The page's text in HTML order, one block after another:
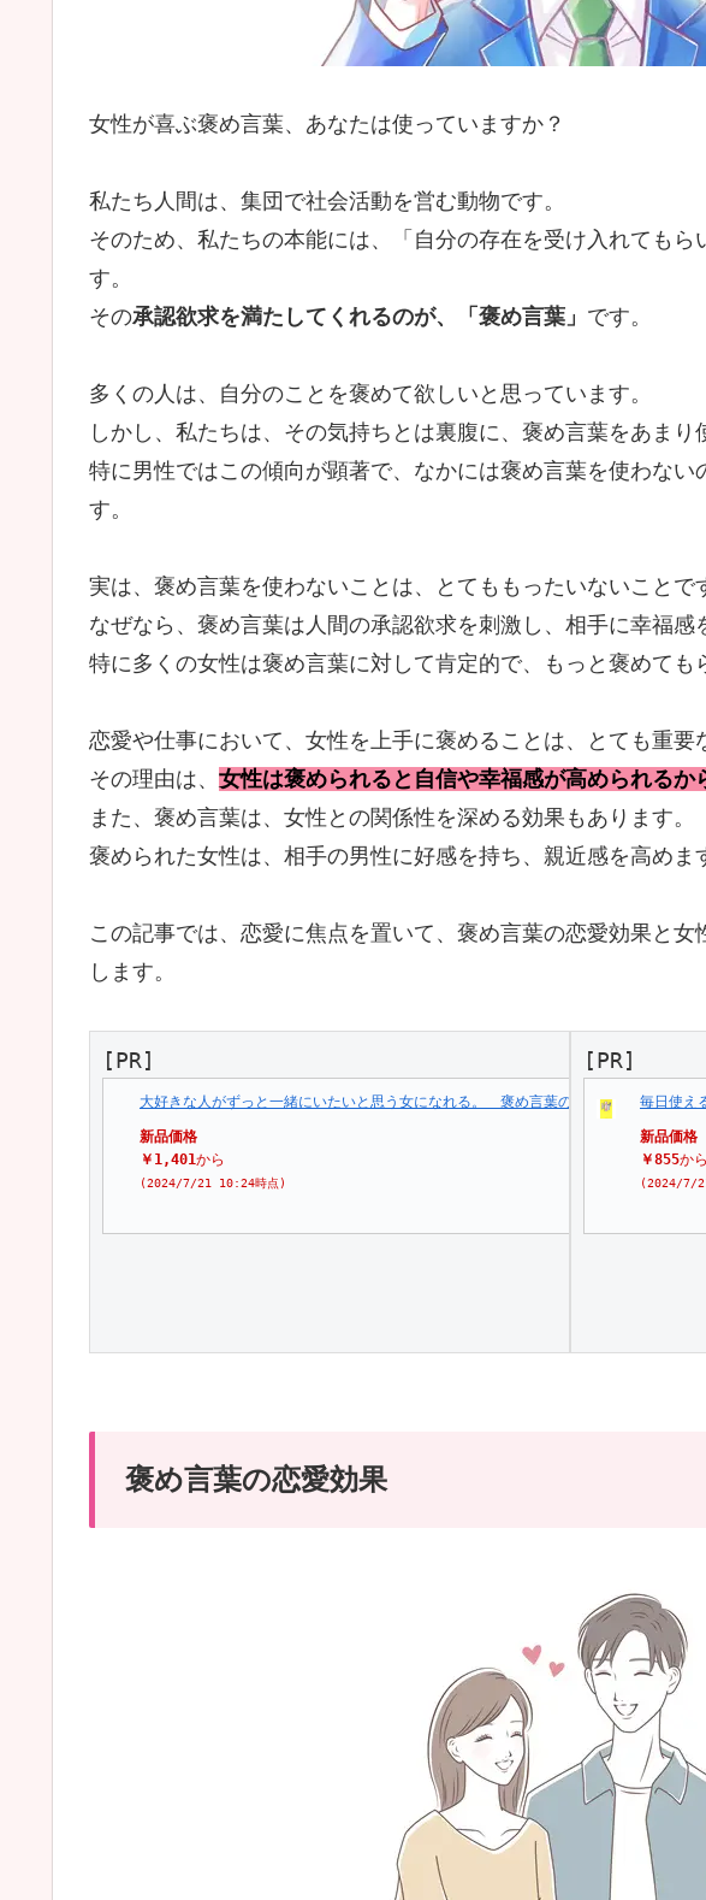
女性が喜ぶ褒め言葉、あなたは使っていますか？
私たち人間は、集団で社会活動を営む動物です。
そのため、私たちの本能には、「自分の存在を受け入れてもら
す。
その承認欲求を満たしてくれるのが、「褒め言葉」 です。
多くの人は、自分のことを褒めて欲しいと思っています。
しかし、私たちは、その気持ちとは裏腹に、褒め言葉をあまり
特に男性ではこの傾向が顕著で、なかには褒め言葉を使わない
す。
実は、褒め言葉を使わないことは、とてももったいないことで
なぜなら、褒め言葉は人間の承認欲求を刺激し、相手に幸福感
特に多くの女性は褒め言葉に対して肯定的で、もっと褒めても
恋愛や仕事において、女性を上手に褒めることは、とても重要
その理由は、 女性は褒められると自信や幸福感が高められるか
また、褒め言葉は、女性との関係性を深める効果もあります。
褒められた女性は、相手の男性に好感を持ち、親近感を高めま
この記事では、恋愛に焦点を置いて、褒め言葉の恋愛効果と
します。
[PR]
大好きな人がずっと一緒にいたいと思う女になれる。　褒め言葉の魔法
新品価格
￥1,401から
(2024/7/21 10:24時点)
[PR]
毎日使え
新品価格
￥855から
(2024/7/
褒め言葉の恋愛効果